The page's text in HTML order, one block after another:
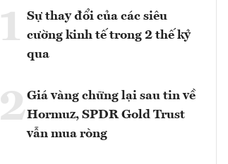
1 Sự thay đổi của các siêu
cường kinh tế trong 2 thế kỷ
qua
2Giá vàng chững lại sau tin về
Hormuz, SPDR Gold Trust
vẫn mua ròng